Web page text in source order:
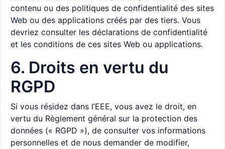
contenu ou des politiques de confidentialité des sites
Web ou des applications créés par des tiers. Vous
devriez consulter les déclarations de confidentialité
et les conditions de ces sites Web ou applications.
6. Droits en vertu du
RGPD
Si vous résidez dans l’EEE, vous avez le droit, en
vertu du Règlement général sur la protection des
données (« RGPD »), de consulter vos informations
personnelles et de nous demander de modifier,